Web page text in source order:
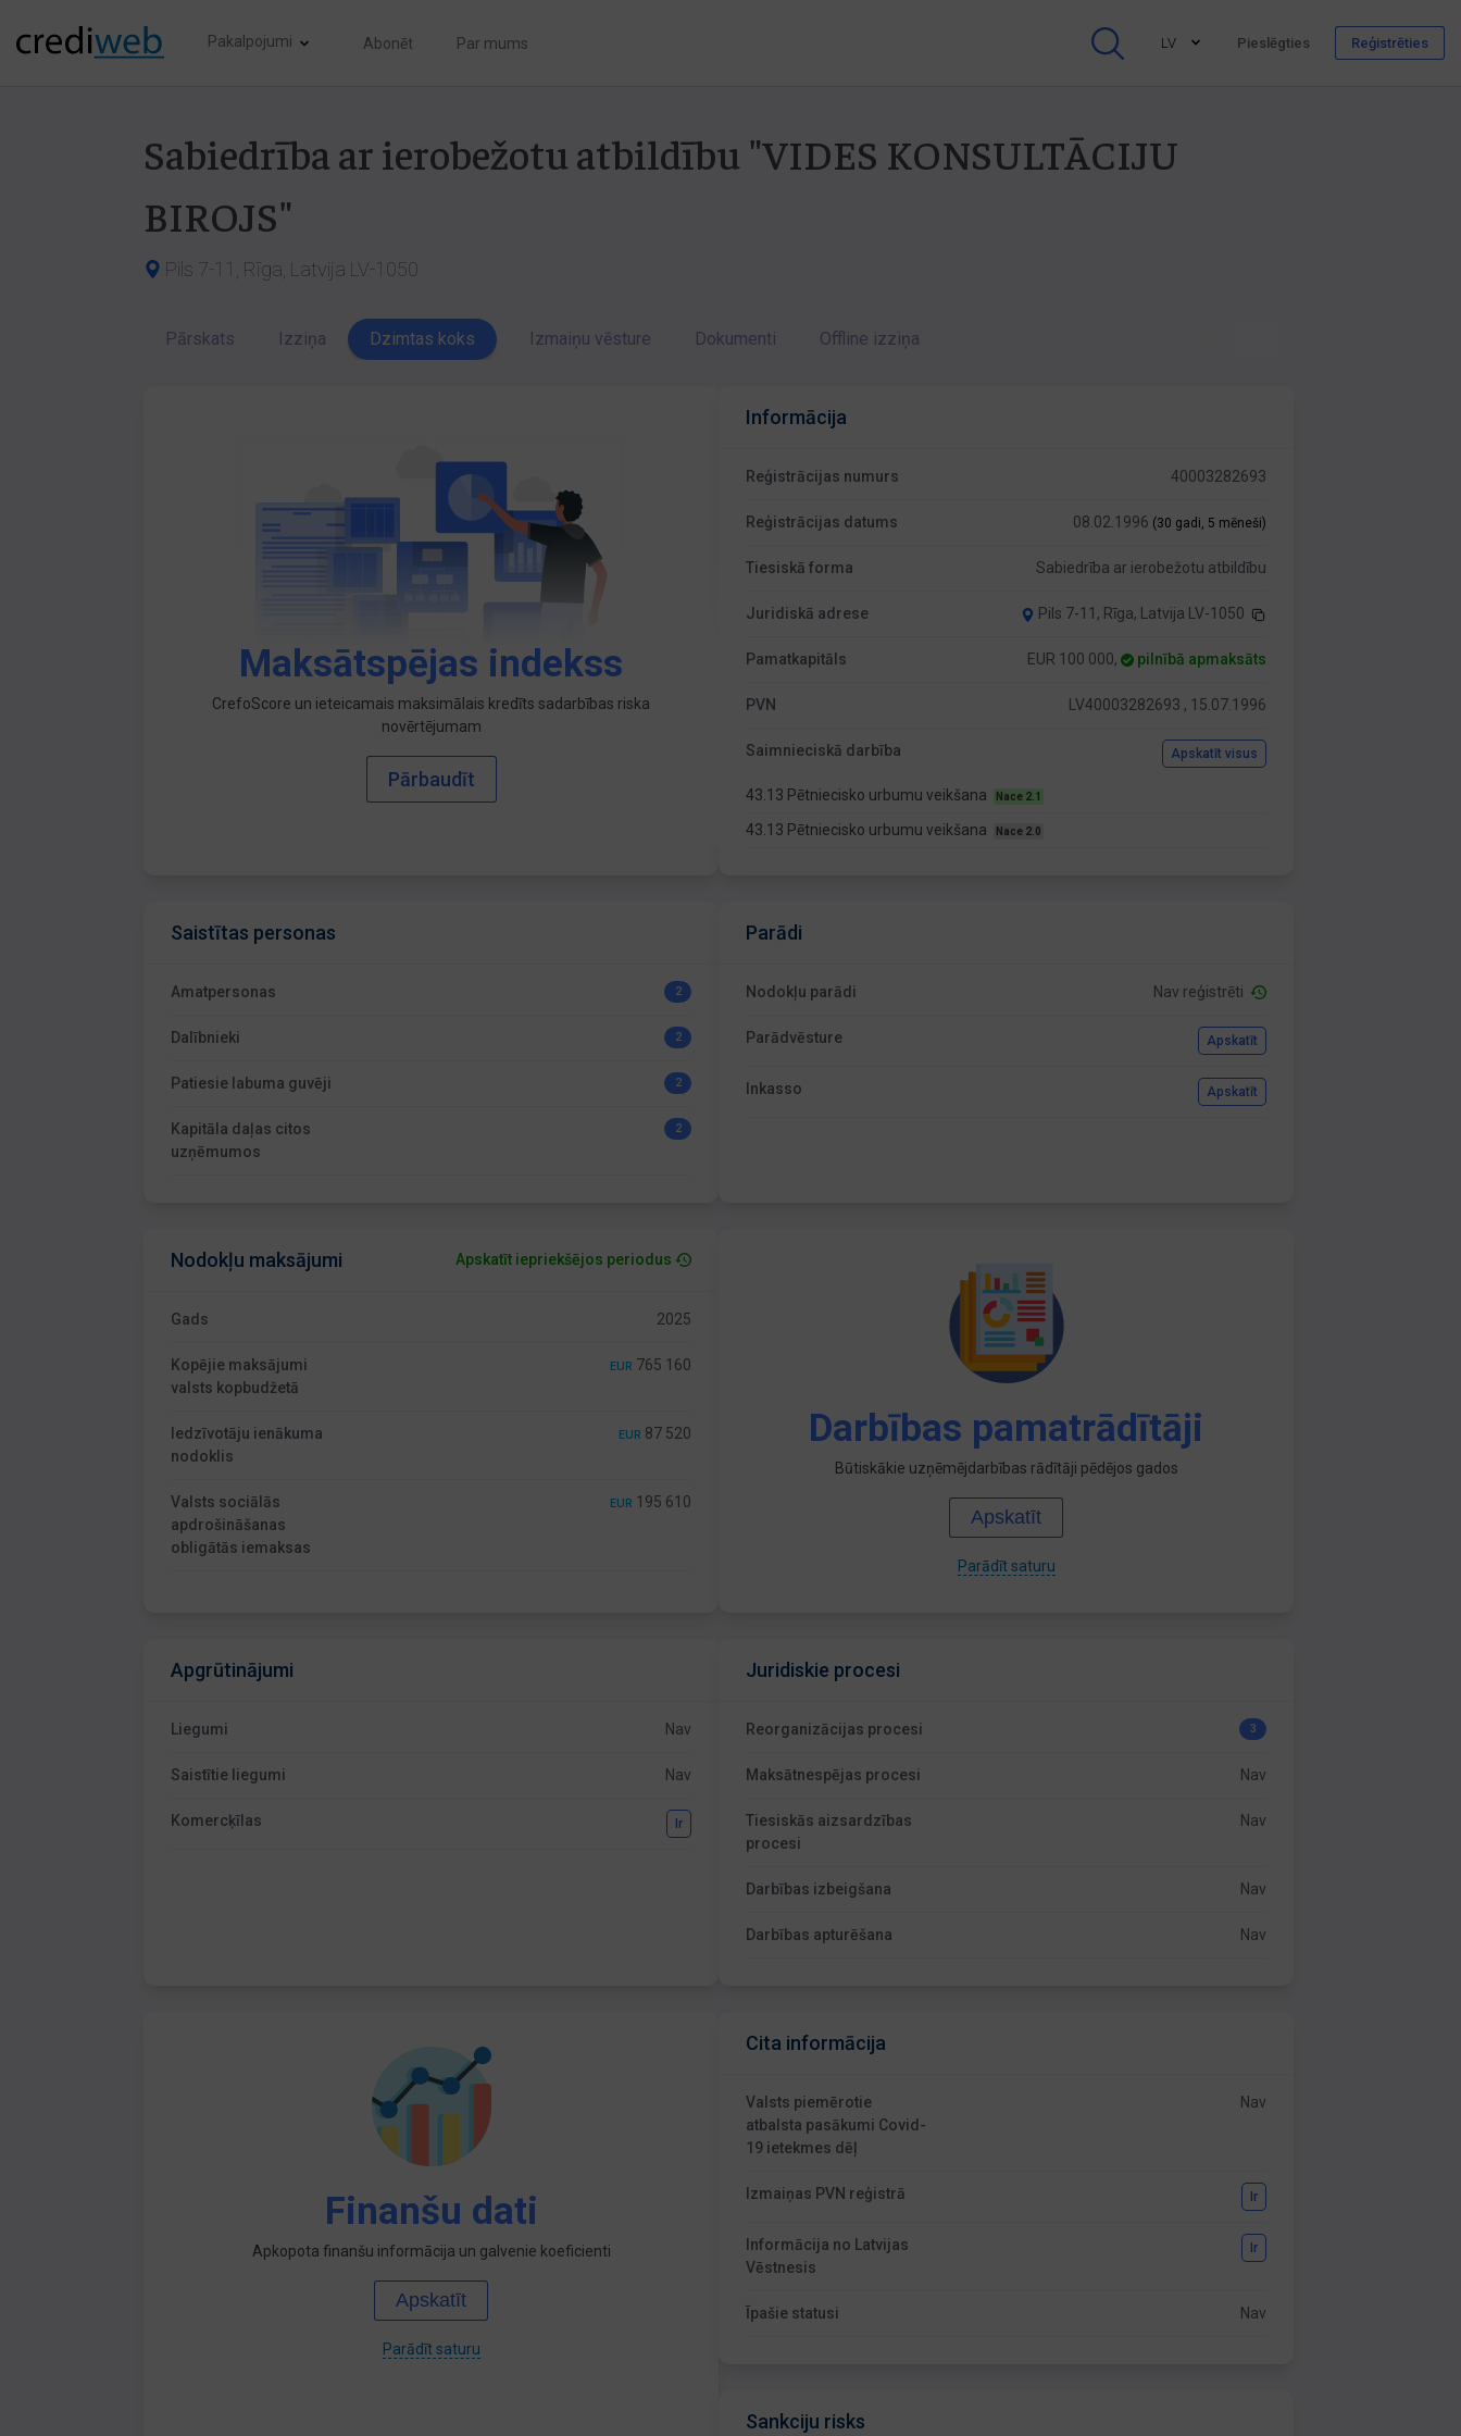
Pakalpojumi Abonēt Par mums LV Pieslēgties Reģistrēties
Sabiedrība ar ierobežotu atbildību "VIDES KONSULTĀCIJU
BIROJS"
Pils 7-11, Rīga, Latvija LV-1050
Pārskats Izziņa Dzimtas koks Izmaiņu vēsture Dokumenti Offline izziņa
Maksātspējas indekss
CrefoScore un ieteicamais maksimālais kredīts sadarbības riska
novērtējumam
Pārbaudīt
Informācija
Reģistrācijas numurs 40003282693
Reģistrācijas datums 08.02.1996 (30 gadi, 5 mēneši)
Tiesiskā forma Sabiedrība ar ierobežotu atbildību
Juridiskā adrese Pils 7-11, Rīga, Latvija LV-1050
Pamatkapitāls EUR 100 000, pilnībā apmaksāts
PVN LV40003282693 , 15.07.1996
Saimnieciskā darbība Apskatīt visus
43.13 Pētniecisko urbumu veikšana Nace 2.1
43.13 Pētniecisko urbumu veikšana Nace 2.0
Saistītas personas
Amatpersonas 2
Dalībnieki 2
Patiesie labuma guvēji 2
Kapitāla daļas citos
uzņēmumos
2
Parādi
Nodokļu parādi Nav reģistrēti
Parādvēsture Apskatīt
Inkasso Apskatīt
Nodokļu maksājumi Apskatīt iepriekšējos periodus
Gads 2025
Kopējie maksājumi
valsts kopbudžetā
EUR 765 160
Iedzīvotāju ienākuma
nodoklis
EUR 87 520
Valsts sociālās
apdrošināšanas
obligātās iemaksas
EUR 195 610
Darbības pamatrādītāji
Būtiskākie uzņēmējdarbības rādītāji pēdējos gados
Apskatīt
Parādīt saturu
Apgrūtinājumi
Liegumi Nav
Saistītie liegumi Nav
Komercķīlas Ir
Juridiskie procesi
Reorganizācijas procesi 3
Maksātnespējas procesi Nav
Tiesiskās aizsardzības
procesi
Nav
Darbības izbeigšana Nav
Darbības apturēšana Nav
Finanšu dati
Apkopota finanšu informācija un galvenie koeficienti
Apskatīt
Parādīt saturu
Cita informācija
Valsts piemērotie
atbalsta pasākumi Covid-
19 ietekmes dēļ
Nav
Izmaiņas PVN reģistrā Ir
Informācija no Latvijas
Vēstnesis
Ir
Īpašie statusi Nav
Sankciju risks